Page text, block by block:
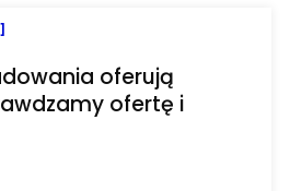
oferują
ofertę i